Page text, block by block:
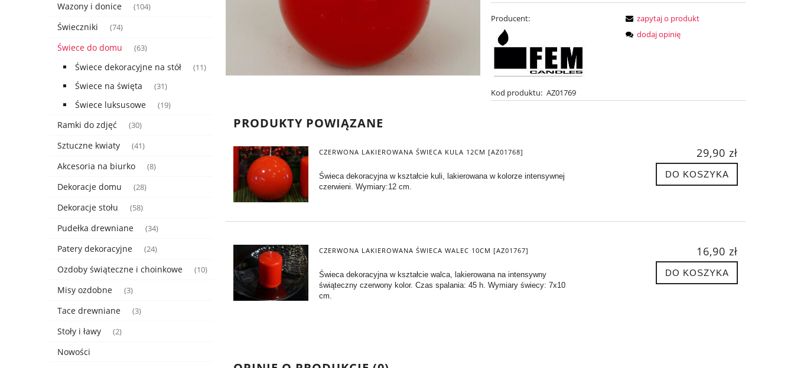
Wazony i donice (104)
Świeczniki (74)
Świece do domu (63)
Świece dekoracyjne na stół (11)
Świece na święta (31)
Świece luksusowe (19)
Ramki do zdjęć (30)
Sztuczne kwiaty (41)
Akcesoria na biurko (8)
Dekoracje domu (28)
Dekoracje stołu (58)
Pudełka drewniane (34)
Patery dekoracyjne (24)
Ozdoby świąteczne i choinkowe (10)
Misy ozdobne (3)
Tace drewniane (3)
Stoły i ławy (2)
Nowości
Producent:
Kod produktu: AZ01769
zapytaj o produkt
dodaj opinię
PRODUKTY POWIĄZANE
CZERWONA LAKIEROWANA ŚWIECA KULA 12CM [AZ01768]
Świeca dekoracyjna w kształcie kuli, lakierowana w kolorze intensywnej
czerwieni. Wymiary:12 cm.
29,90 zł
DO KOSZYKA
CZERWONA LAKIEROWANA ŚWIECA WALEC 10CM [AZ01767]
Świeca dekoracyjna w kształcie walca, lakierowana na intensywny
świąteczny czerwony kolor. Czas spalania: 45 h. Wymiary świecy: 7x10
cm.
16,90 zł
DO KOSZYKA